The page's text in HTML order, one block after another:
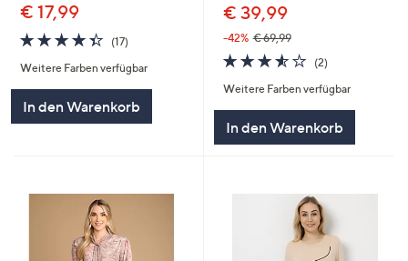
€ 17,99
4.3
von
5
(17)17
Weitere Farben verfügbar
In den Warenkorb
€ 39,99
-42% € 69,99
3.5
von
5
(2)2
Weitere Farben verfügbar
In den Warenkorb